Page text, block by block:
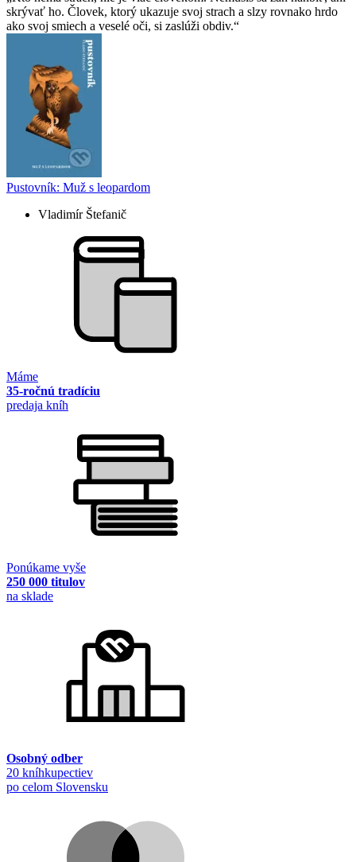
skrývať ho. Človek, ktorý ukazuje svoj strach a slzy rovnako hrdo
ako svoj smiech a veselé oči, si zaslúži obdiv.
Pustovník: Muž s leopardom
Vladimír Štefanič
Máme
35-ročnú tradíciu
predaja kníh
Ponúkame vyše
250 000 titulov
na sklade
Osobný odber
20 kníhkupectiev
po celom Slovensku